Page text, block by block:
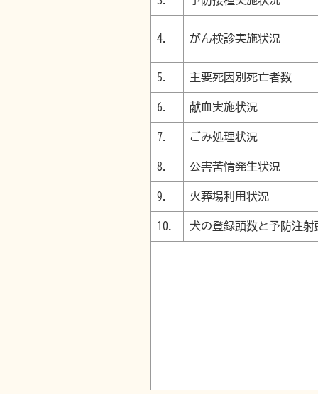
4. がん検診実施状況
5. 主要死因別死亡者数
6. 献血実施状況
7. ごみ処理状況
8. 公害苦情発生状況
9. 火葬場利用状況
10. 犬の登録頭数と予防注射